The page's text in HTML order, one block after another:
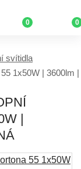
0 0
svítidla
1x50W | 3600lm
|